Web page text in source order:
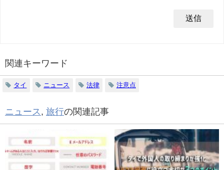
関連キーワード
タイ ニュース 法律 注意点
ニュース 旅行の関連記事